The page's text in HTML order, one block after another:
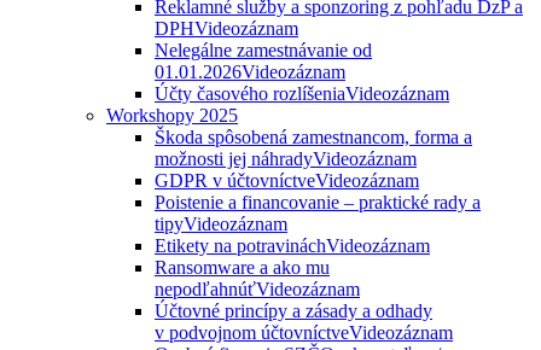
Reklamné služby a sponzoring z pohľadu DzP a
DPHVideozáznam
Nelegálne zamestnávanie od
01.01.2026Videozáznam
Účty časového rozlíšeniaVideozáznam
Workshopy 2025
Škoda spôsobená zamestnancom, forma a
možnosti jej náhradyVideozáznam
GDPR v účtovníctveVideozáznam
Poistenie a financovanie – praktické rady a
tipyVideozáznam
Etikety na potravináchVideozáznam
Ransomware a ako mu
nepodľahnúťVideozáznam
Účtovné princípy a zásady a odhady
v podvojnom účtovníctveVideozáznam